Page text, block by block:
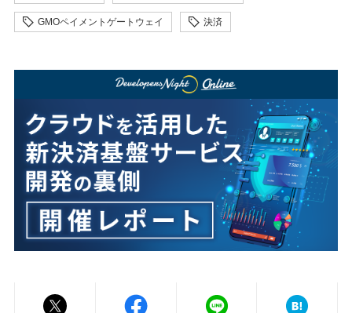
GMOペイメントゲートウェイ 決済